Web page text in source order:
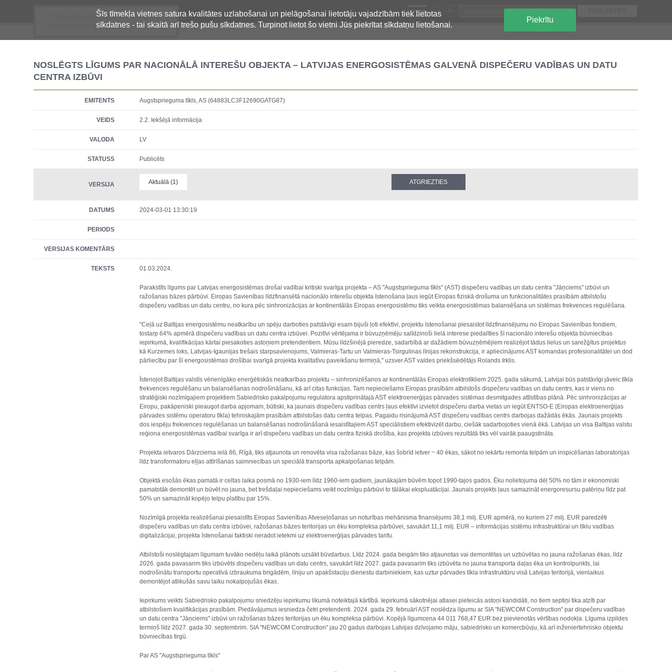
Šīs tīmekļa vietnes satura kvalitātes uzlabošanai un pielāgošanai lietotāju vajadzībām tiek lietotas
sīkdatnes - tai skaitā arī trešo pušu sīkdatnes. Turpinot lietot šo vietni Jūs piekrītat sīkdatņu lietošanai.
Piekrītu
Oficiālā regulētās informācijas
centralizētā glabāšanas sistēma
LV
NOSLĒGTS LĪGUMS PAR NACIONĀLĀ INTEREŠU OBJEKTA – LATVIJAS ENERGOSISTĒMAS GALVENĀ DISPEČERU VADĪBAS UN DATU
CENTRA IZBŪVI
EMITENTS Augstsprieguma tīkls, AS (64883LC3F12690GATG87)
VEIDS 2.2. Iekšējā informācija
VALODA LV
STATUSS Publicēts
VERSIJA Aktuālā (1)
DATUMS 2024-03-01 13:30:19
PERIODS
VERSIJAS KOMENTĀRS
TEKSTS 01.03.2024.
Parakstīts līgums par Latvijas energosistēmas drošai vadībai kritiski svarīga projekta – AS "Augstsprieguma tīkls" (AST) dispečeru vadības un datu centra "Jāņciems" izbūvi un
ražošanas bāzes pārbūvi. Eiropas Savienības līdzfinansētā nacionālo interešu objekta īstenošana ļaus iegūt Eiropas fiziskā drošuma un funkcionalitātes prasībām atbilstošu
dispečeru vadības un datu centru, no kura pēc sinhronizācijas ar kontinentālās Eiropas energosistēmu tiks veikta energosistēmas balansēšana un sistēmas frekvences regulēšana.
"Ceļā uz Baltijas energosistēmu neatkarību un spēju darboties patstāvīgi esam bijuši ļoti efektīvi, projektu īstenošanai piesaistot līdzfinansējumu no Eiropas Savienības fondiem,
tostarp 64% apmērā dispečeru vadības un datu centra izbūvei. Pozitīvi vērtējama ir būvuzņēmēju salīdzinoši lielā interese piedalīties šī nacionālo interešu objekta būvniecības
iepirkumā, kvalifikācijas kārtai piesakoties astoņiem pretendentiem. Mūsu līdzšinējā pieredze, sadarbībā ar dažādiem būvuzņēmējiem realizējot tādus lielus un sarežģītus projektus
kā Kurzemes loks, Latvijas-Igaunijas trešais starpsavienojums, Valmieras-Tartu un Valmieras-Tsirgulinas līnijas rekonstrukcija, ir apliecinājums AST komandas profesionalitātei un dod
pārliecību par šī energosistēmas drošībai svarīgā projekta kvalitatīvu paveikšanu termiņā," uzsver AST valdes priekšsēdētājs Rolands Irklis.
Īstenojot Baltijas valstīs vērienīgāko enerģētiskās neatkarības projektu – sinhronizēšanos ar kontinentālās Eiropas elektrotīkliem 2025. gada sākumā, Latvijai būs patstāvīgi jāveic tīkla
frekvences regulēšanu un balansēšanas nodrošināšanu, kā arī citas funkcijas. Tam nepieciešams Eiropas prasībām atbilstošs dispečeru vadības un datu centrs, kas ir viens no
stratēģiski nozīmīgajiem projektiem Sabiedrisko pakalpojumu regulatora apstiprinātajā AST elektroenerģijas pārvades sistēmas desmitgades attīstības plānā. Pēc sinhronizācijas ar
Eiropu, pakāpeniski pieaugot darba apjomam, būtiski, ka jaunais dispečeru vadības centrs ļaus efektīvi izvietot dispečeru darba vietas un iegūt ENTSO-E (Eiropas elektroenerģijas
pārvades sistēmu operatoru tīkla) tehniskajām prasībām atbilstošas datu centra telpas. Pagaidu risinājumā AST dispečeru vadības centrs darbojas dažādās ēkās. Jaunais projekts
dos iespēju frekvences regulēšanas un balansēšanas nodrošināšanā iesaistītajiem AST speciālistiem efektivizēt darbu, ciešāk sadarbojoties vienā ēkā. Latvijas un visa Baltijas valstu
reģiona energosistēmas vadībai svarīga ir arī dispečeru vadības un datu centra fiziskā drošība, kas projekta izbūves rezultātā tiks vēl vairāk paaugstināta.
Projekta ietvaros Dārzciema ielā 86, Rīgā, tiks atjaunota un renovēta visa ražošanas bāze, kas šobrīd ietver ~ 40 ēkas, sākot no iekārtu remonta telpām un inspicēšanas laboratorijas
līdz transformatoru eļļas attīrīšanas saimniecības un speciālā transporta apkalpošanas telpām.
Objektā esošās ēkas pamatā ir celtas laika posmā no 1930-iem līdz 1960-iem gadiem, jaunākajām būvēm topot 1990-tajos gados. Ēku nolietojuma dēļ 50% no tām ir ekonomiski
pamatotāk demontēt un būvēt no jauna, bet trešdaļai nepieciešams veikt nozīmīgu pārbūvi to tālākai ekspluatācijai. Jaunais projekts ļaus samazināt energoresursu patēriņu līdz pat
50% un samazināt kopējo telpu platību par 15%.
Nozīmīgā projekta realizēšanai piesaistīts Eiropas Savienības Atveseļošanas un noturības mehānisma finansējums 38,1 milj. EUR apmērā, no kuriem 27 milj. EUR paredzēti
dispečeru vadības un datu centra izbūvei, ražošanas bāzes teritorijas un ēku kompleksa pārbūvei, savukārt 11,1 milj. EUR – informācijas sistēmu infrastruktūrai un tīklu vadības
digitalizācijai, projekta īstenošanai faktiski neradot ietekmi uz elektroenerģijas pārvades tarifu.
Atbilstoši noslēgtajam līgumam tuvāko nedēļu laikā plānots uzsākt būvdarbus. Līdz 2024. gada beigām tiks atjaunotas vai demontētas un uzbūvētas no jauna ražošanas ēkas, līdz
2026. gada pavasarim tiks izbūvēts dispečeru vadības un datu centrs, savukārt līdz 2027. gada pavasarim tiks izbūvēta no jauna transporta daļas ēka un kontrolpunkts, lai
nodrošinātu transportu operatīvā izbraukuma brigādēm, līniju un apakšstaciju dienestu darbiniekiem, kas uztur pārvades tīkla infrastruktūru visā Latvijas teritorijā, vienlaikus
demontējot atlikušās savu laiku nokalpojušās ēkas.
Iepirkums veikts Sabiedrisko pakalpojumu sniedzēju iepirkumu likumā noteiktajā kārtībā. Iepirkumā sākotnējai atlasei pieteicās astoņi kandidāti, no tiem septiņi tika atzīti par
atbilstošiem kvalifikācijas prasībām. Piedāvājumus iesniedza četri pretendenti. 2024. gada 29. februārī AST noslēdza līgumu ar SIA "NEWCOM Construction" par dispečeru vadības
un datu centra "Jāņciems" izbūvi un ražošanas bāzes teritorijas un ēku kompleksa pārbūvi. Kopējā līgumcena 44 011 768,47 EUR bez pievienotās vērtības nodokļa. Līguma izpildes
termiņš līdz 2027. gada 30. septembrim. SIA "NEWCOM Construction" jau 20 gadus darbojas Latvijas dzīvojamo māju, sabiedrisko un komercbūvju, kā arī inženiertehnisko objektu
būvniecības tirgū.
Par AS "Augstsprieguma tīkls"